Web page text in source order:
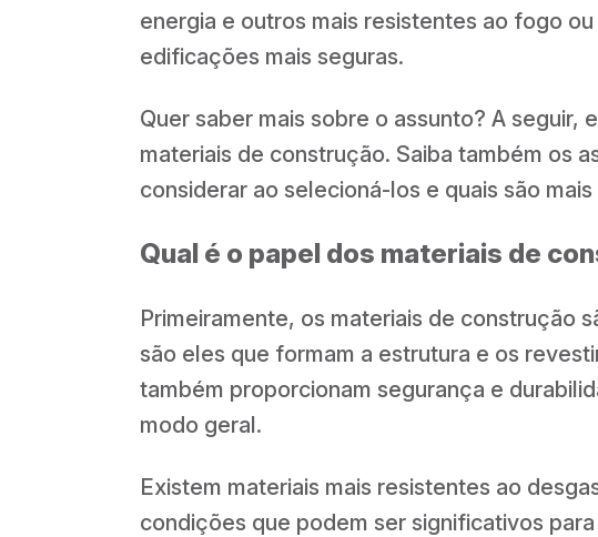
energia e outros mais resistentes ao fogo
edificações mais seguras.
Quer saber mais sobre o assunto? A seguir,
materiais de construção. Saiba também os
considerar ao selecioná-los e quais são
Qual é o papel dos materiais de
Primeiramente, os materiais de construção
são eles que formam a estrutura e os
também proporcionam segurança e
modo geral.
Existem materiais mais resistentes ao
condições que podem ser significativos